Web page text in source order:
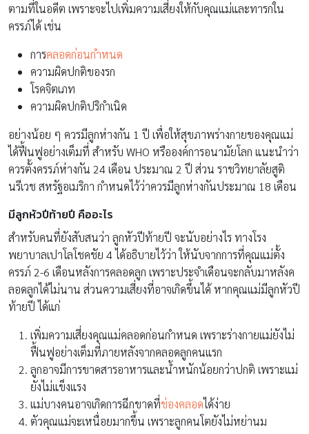
ตามที่ในอดีต เพราะจะไปเพิ่มความเสี่ยงให้กับคุณแม่และทารกใน
ครรภ์ได้ เช่น
การคลอดก่อนกำหนด
ความผิดปกติของรก
โรคจิตเภท
ความผิดปกติปริกำเนิด
อย่างน้อย ๆ ควรมีลูกห่างกัน 1 ปี เพื่อให้สุขภาพร่างกายของคุณแม่
ได้ฟื้นฟูอย่างเต็มที่ สำหรับ WHO หรือองค์การอนามัยโลก แนะนำว่า
ควรตั้งครรภ์ห่างกัน 24 เดือน ประมาณ 2 ปี ส่วน ราชวิทยาลัยสูติ
นรีเวช สหรัฐอเมริกา กำหนดไว้ว่าควรมีลูกห่างกันประมาณ 18 เดือน
มีลูกหัวปีท้ายปี คืออะไร
สำหรับคนที่ยังสับสนว่า ลูกหัวปีท้ายปี จะนับอย่างไร ทางโรง
พยาบาลเปาโลโชคชัย 4 ได้อธิบายไว้ว่า ให้นับจากการที่คุณแม่ตั้ง
ครรภ์ 2-6 เดือนหลังการคลอดลูก เพราะประจำเดือนจะกลับมาหลังค
ลอดลูกได้ไม่นาน ส่วนความเสี่ยงที่อาจเกิดขึ้นได้ หากคุณแม่มีลูกหัวปี
ท้ายปี ได้แก่
เพิ่มความเสี่ยงคุณแม่คลอดก่อนกำหนด เพราะร่างกายแม่ยังไม่
ฟื้นฟูอย่างเต็มที่ภายหลังจากคลอดลูกคนแรก
ลูกอาจมีการขาดสารอาหารและน้ำหนักน้อยกว่าปกติ เพราะแม่
ยังไม่แข็งแรง
แม่บางคนอาจเกิดการฉีกขาดที่ช่องคลอดได้ง่าย
ตัวคุณแม่จะเหนื่อยมากขึ้น เพราะลูกคนโตยังไม่หย่านม